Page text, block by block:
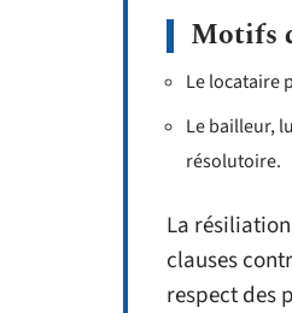
Motifs
Le locataire
Le bailleur,
résolutoire.
La
clauses
respect des